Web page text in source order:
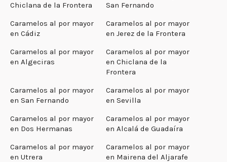
Chiclana de la Frontera
San Fernando
Caramelos al por mayor
en Cádiz
Caramelos al por mayor
en Jerez de la Frontera
Caramelos al por mayor
en Algeciras
Caramelos al por mayor
en Chiclana de la
Frontera
Caramelos al por mayor
en San Fernando
Caramelos al por mayor
en Sevilla
Caramelos al por mayor
en Dos Hermanas
Caramelos al por mayor
en Alcalá de Guadaíra
Caramelos al por mayor
en Utrera
Caramelos al por mayor
en Mairena del Aljarafe